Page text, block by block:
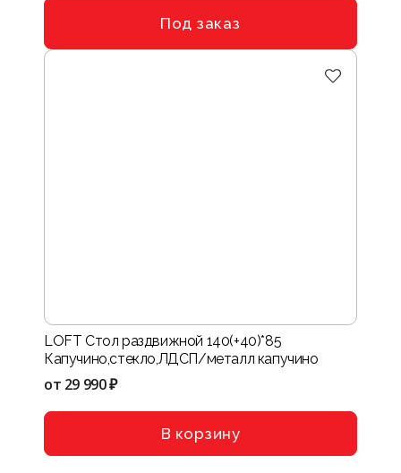
Под заказ
LOFT Стол раздвижной 140(+40)*85
Капучино,стекло,ЛДСП/металл капучино
от 29 990 ₽
В корзину